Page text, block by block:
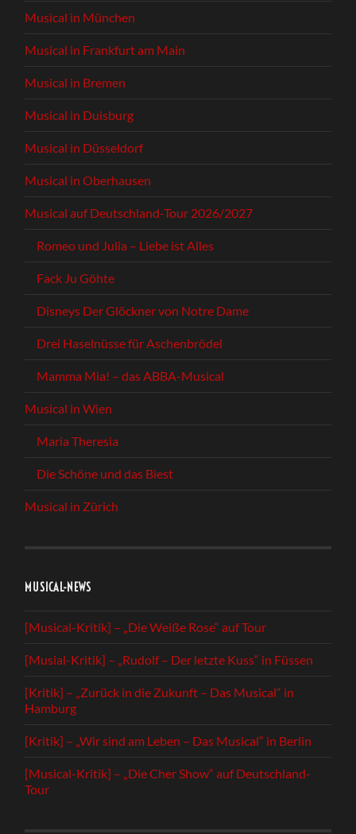
Musical in München
Musical in Frankfurt am Main
Musical in Bremen
Musical in Duisburg
Musical in Düsseldorf
Musical in Oberhausen
Musical auf Deutschland-Tour 2026/2027
Romeo und Julia – Liebe ist Alles
Fack Ju Göhte
Disneys Der Glöckner von Notre Dame
Drei Haselnüsse für Aschenbrödel
Mamma Mia! – das ABBA-Musical
Musical in Wien
Maria Theresia
Die Schöne und das Biest
Musical in Zürich
MUSICAL-NEWS
[Musical-Kritik] – „Die Weiße Rose“ auf Tour
[Musial-Kritik] – „Rudolf – Der letzte Kuss“ in Füssen
[Kritik] – „Zurück in die Zukunft – Das Musical“ in
Hamburg
[Kritik] – „Wir sind am Leben – Das Musical“ in Berlin
[Musical-Kritik] – „Die Cher Show“ auf Deutschland-
Tour